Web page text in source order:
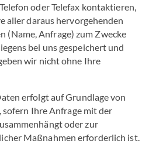
oder Telefax kontaktieren,
aller daraus hervorgehenden
(Name, Anfrage) zum Zwecke
bei uns gespeichert und
wir nicht ohne Ihre
erfolgt auf Grundlage von
sofern Ihre Anfrage mit der
oder zur
Maßnahmen erforderlich ist.